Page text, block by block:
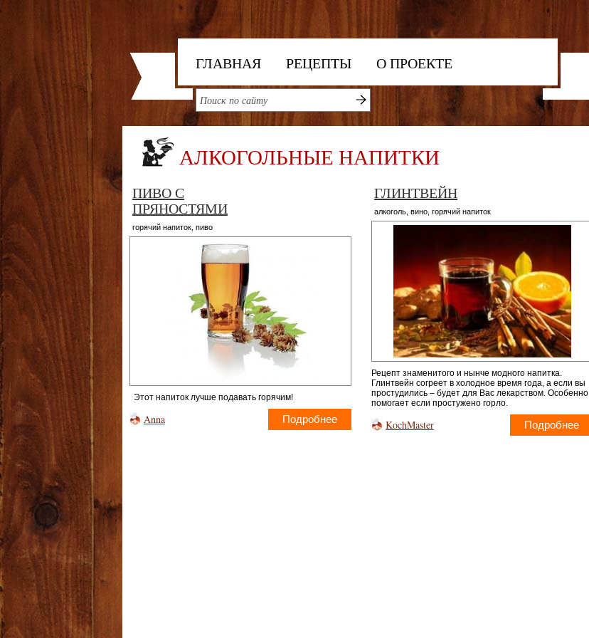
ГЛАВНАЯ РЕЦЕПТЫ О ПРОЕКТЕ
АЛКОГОЛЬНЫЕ НАПИТКИ
ПИВО С
ПРЯНОСТЯМИ
горячий напиток пиво
Этот напиток лучше подавать горячим!
Anna Подробнее
ГЛИНТВЕЙН
алкоголь вино горячий напиток
Рецепт знаменитого и нынче модного напитка.
Глинтвейн согреет в холодное время года, а если вы
простудились – будет для Вас лекарством. Особенно
помогает если простужено горло.
KochMaster Подробнее